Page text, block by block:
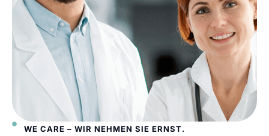
WE CARE – WIR NEHMEN SIE ERNST.